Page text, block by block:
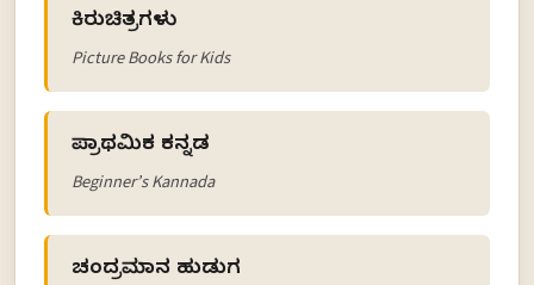
ಕಿರುಚಿತ್ರಗಳು
Picture Books for Kids
ಪ್ರಾಥಮಿಕ ಕನ್ನಡ
Beginner’s Kannada
ಚಂದ್ರಮಾನ ಹುಡುಗ